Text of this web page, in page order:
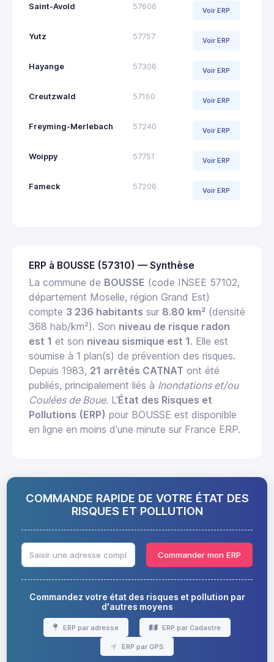
Saint-Avold 57606 Voir ERP
Yutz 57757 Voir ERP
Hayange 57306 Voir ERP
Creutzwald 57160 Voir ERP
Freyming-Merlebach 57240 Voir ERP
Woippy 57751 Voir ERP
Fameck 57206 Voir ERP
ERP à BOUSSE (57310) — Synthèse
La commune de BOUSSE (code INSEE 57102,
département Moselle, région Grand Est)
compte 3 236 habitants sur 8.80 km² (densité
368 hab/km²). Son niveau de risque radon
est 1 et son niveau sismique est 1. Elle est
soumise à 1 plan(s) de prévention des risques.
Depuis 1983, 21 arrêtés CATNAT ont été
publiés, principalement liés à Inondations et/ou
Coulées de Boue. L'État des Risques et
Pollutions (ERP) pour BOUSSE est disponible
en ligne en moins d'une minute sur France ERP.
COMMANDE RAPIDE DE VOTRE ÉTAT DES
RISQUES ET POLLUTION
Commander mon ERP
Commandez votre état des risques et pollution par
d'autres moyens
ERP par adresse ERP par Cadastre
ERP par GPS